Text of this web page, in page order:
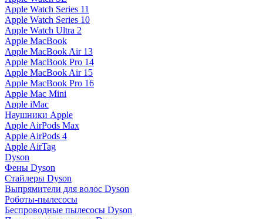
Apple Watch Series 11
Apple Watch Series 10
Apple Watch Ultra 2
Apple MacBook
Apple MacBook Air 13
Apple MacBook Pro 14
Apple MacBook Air 15
Apple MacBook Pro 16
Apple Mac Mini
Apple iMac
Наушники Apple
Apple AirPods Max
Apple AirPods 4
Apple AirTag
Dyson
Фены Dyson
Стайлеры Dyson
Выпрямители для волос Dyson
Роботы-пылесосы
Беспроводные пылесосы Dyson